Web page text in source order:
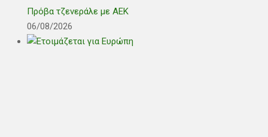
Πρόβα τζενεράλε με ΑΕΚ
06/08/2026